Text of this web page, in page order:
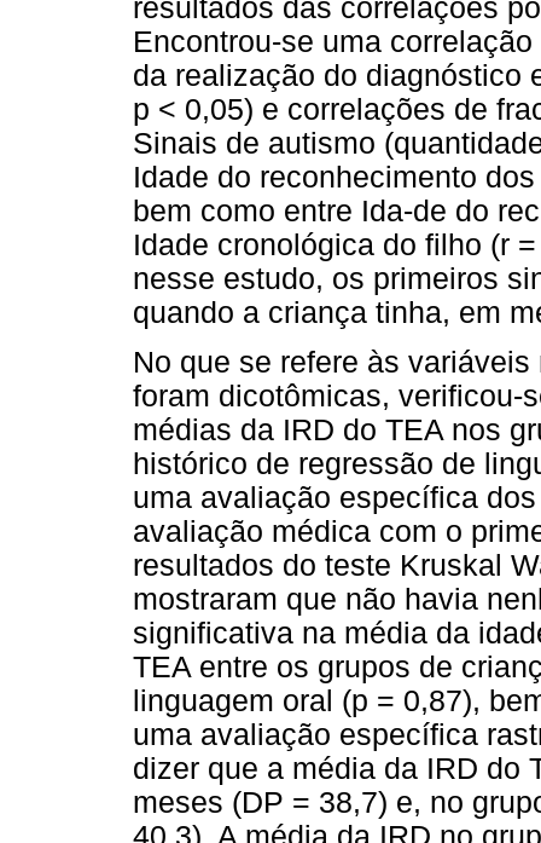
resultados das correlações
Encontrou-se uma
da realização do diagnóstico
p < 0,05) e correlações de
Sinais de autismo
Idade do reconhecimento
bem como entre Ida-de do
Idade cronológica do filho (r
nesse estudo, os primeiros
quando a criança tinha, em
No que se refere às
foram dicotômicas, verificou-
médias da IRD do TEA nos
histórico de regressão de
uma avaliação específica
avaliação médica com o
resultados do teste Kruskal
mostraram que não havia
significativa na média da
TEA entre os grupos de
linguagem oral (p = 0,87),
uma avaliação específica
dizer que a média da IRD do
meses (DP = 38,7) e, no
40,3). A média da IRD no